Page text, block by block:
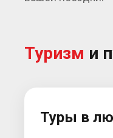
Туризм и
Туры в